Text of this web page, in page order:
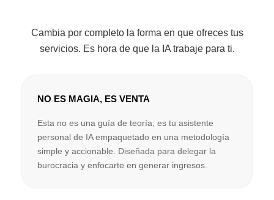
Cambia por completo la forma en que ofreces tus
servicios. Es hora de que la IA trabaje para ti.
NO ES MAGIA, ES VENTA
Esta no es una guía de teoría; es tu asistente
personal de IA empaquetado en una metodología
simple y accionable. Diseñada para delegar la
burocracia y enfocarte en generar ingresos.